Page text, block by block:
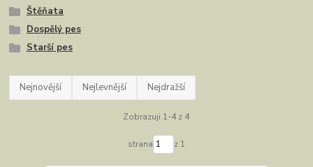
Štěňata
Dospělý pes
Starší pes
Nejnovější Nejlevnější Nejdražší
Zobrazuji 1-4 z 4
strana z 1